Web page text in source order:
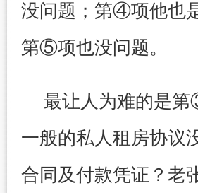
没问题；第④项他也
第⑤项也没问题。
最让人为难的是
一般的私人租房协议
合同及付款凭证？老